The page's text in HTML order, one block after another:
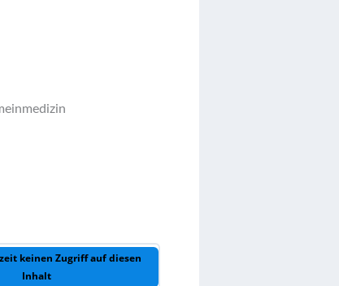
keinen Zugriff auf diesen
Inhalt